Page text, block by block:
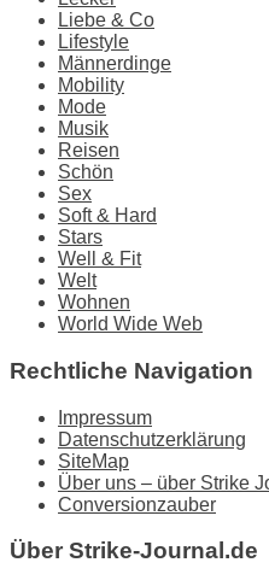
Liebe & Co
Lifestyle
Männerdinge
Mobility
Mode
Musik
Reisen
Schön
Sex
Soft & Hard
Stars
Well & Fit
Welt
Wohnen
World Wide Web
Rechtliche Navigation
Impressum
Datenschutzerklärung
SiteMap
Über uns – über Strike
Conversionzauber
Über Strike-Journal.de